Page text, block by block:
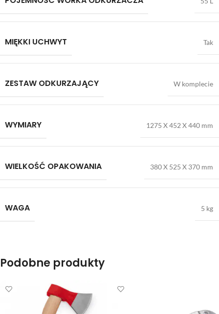
MIĘKKI UCHWYT Tak
ZESTAW ODKURZAJĄCY W komplecie
WYMIARY 1275 X 452 X 440 mm
WIELKOŚĆ OPAKOWANIA 380 X 525 X 370 mm
WAGA 5 kg
Podobne produkty